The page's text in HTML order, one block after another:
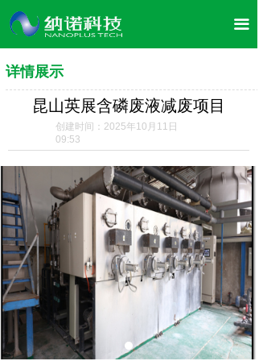
끀
首页
关于我们
企业文化
董事长介绍
产品展示
案例展示
荣誉资质
合作案例
企业风采
新闻资讯
昆山英展含磷废液减废项目
创建时间： 2025年10月11日
09:53
详情展示